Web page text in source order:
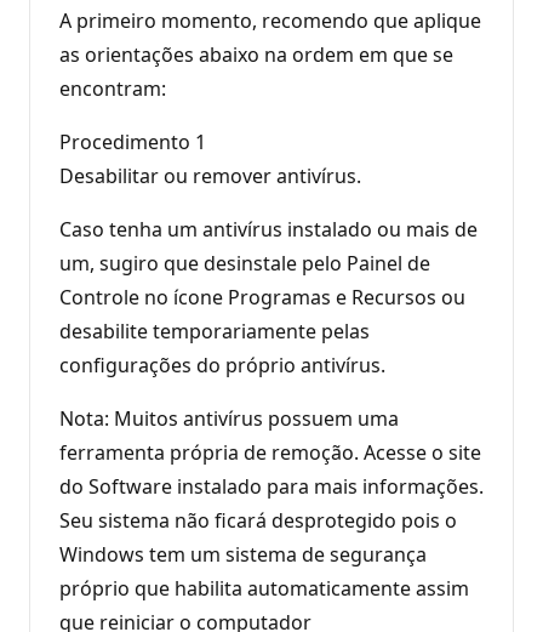
A primeiro momento, recomendo que aplique
as orientações abaixo na ordem em que se
encontram:
Procedimento 1
Desabilitar ou remover antivírus.
Caso tenha um antivírus instalado ou mais de
um, sugiro que desinstale pelo Painel de
Controle no ícone Programas e Recursos ou
desabilite temporariamente pelas
configurações do próprio antivírus.
Nota: Muitos antivírus possuem uma
ferramenta própria de remoção. Acesse o site
do Software instalado para mais informações.
Seu sistema não ficará desprotegido pois o
Windows tem um sistema de segurança
próprio que habilita automaticamente assim
que reiniciar o computador